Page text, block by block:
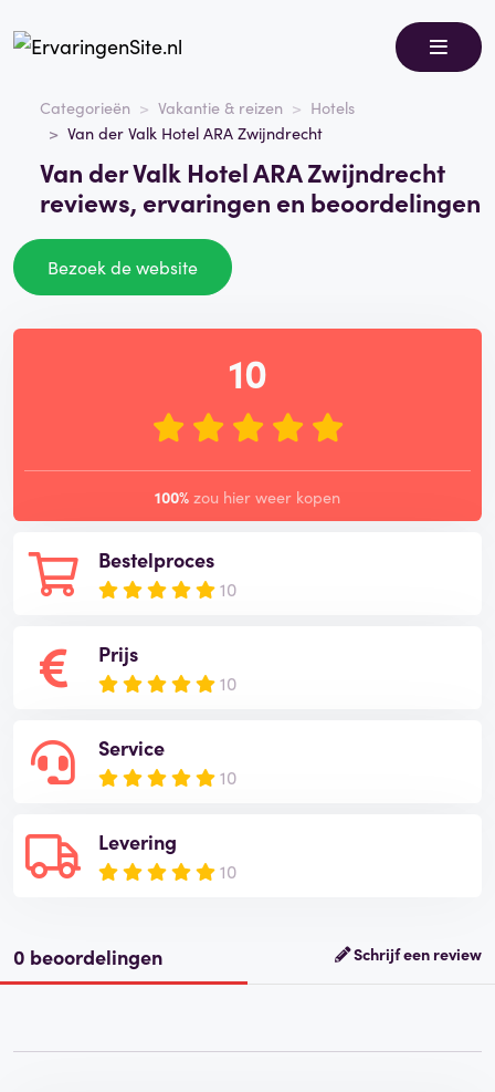
Categorieën Vakantie & reizen
Hotels
Van der Valk Hotel ARA Zwijndrecht
Van der Valk Hotel ARA Zwijndrecht
reviews, ervaringen en beoordelingen
Bezoek de website
Bestelproces
10
Prijs
10
Service
10
Levering
10
10
100% zou hier weer kopen
0 beoordelingen Schrijf een review